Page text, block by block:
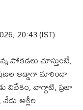
20:43 (IST)
పోకడలు చూస్తుంటే,
అడ్డాగా మారిందా
వివేకం, వాగ్ధాటి, ప్రజా
అశ్లీల